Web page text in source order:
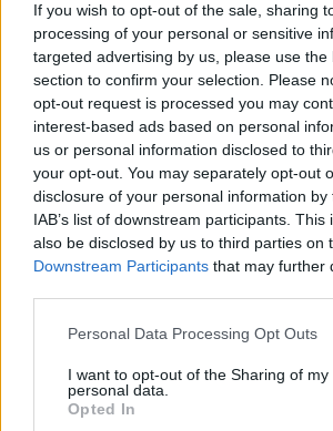
If you wish to opt-out of the sale, sharing
processing of your personal or sensitive
targeted advertising by us, please use the
section to confirm your selection. Please
opt-out request is processed you may
interest-based ads based on personal
us or personal information disclosed to
your opt-out. You may separately opt-out
disclosure of your personal information
IAB’s list of downstream participants.
also be disclosed by us to third parties on
Downstream Participants that may further
Please note that this website/app uses
not limited to your visit or usage
grant or deny consent to Google and its
use your data for below specified
Personal Data Processing Opt Outs
I want to opt-out of the Sharing of my
personal data.
Opted In
Προηγούμενη
Πρωινή Κιλκίς